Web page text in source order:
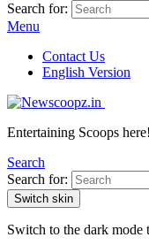
Search for:
Menu
Contact Us
English Version
Entertaining Scoops here!
Search
Search for:
Switch skin
Switch to the dark mode